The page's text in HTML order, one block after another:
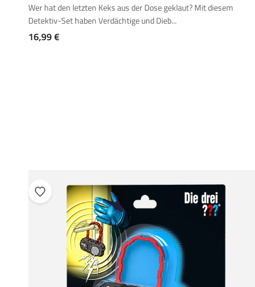
Wer hat den letzten Keks aus der Dose geklaut? Mit diesem
Detektiv-Set haben Verdächtige und Dieb...
Angebot
16,99 €